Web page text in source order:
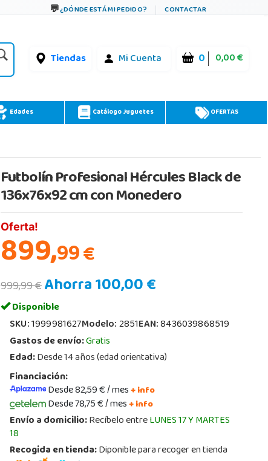
¿DÓNDE ESTÁ MI PEDIDO? CONTACTAR
Tiendas Mi Cuenta 0 0,00 €
Edades Catálogo Juguetes OFERTAS
Futbolín Profesional Hércules Black de
136x76x92 cm con Monedero
Oferta!
899,99€
999,99 €Ahorra 100,00 €
Disponible
SKU:1999981627Modelo:2851EAN:8436039868519
Gastos de envío:Gratis
Edad:Desde 14 años (edad orientativa)
Financiación:
Desde 82,59 € / mes+ info
Desde 78,75 € / mes+ info
Envío a domicilio:Recíbelo entreLUNES 17 Y MARTES
18
Recogida en tienda:Diponible para recoger en tienda